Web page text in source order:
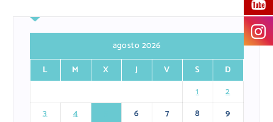
agosto 2026
L
M X J V S
D
1
2
3
4 6 7 8
9